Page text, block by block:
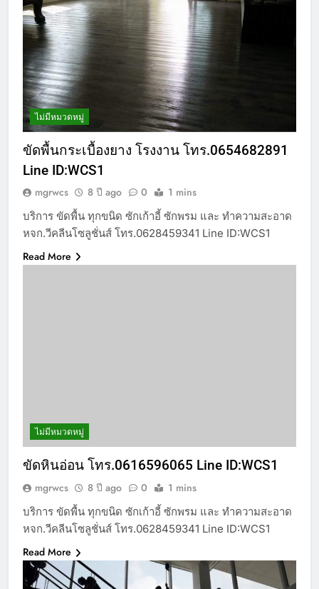
ไม่มีหมวดหมู่
ขัดพื้นกระเบื้องยาง โรงงาน โทร.0654682891
Line ID:WCS1
mgrwcs 8 ปี ago 0 1 mins
บริการ ขัดพื้น ทุกขนิด ซักเก้าอี้ ซักพรม และ ทำความสะอาด
หจก.วีคลีนโซลูชั่นส์ โทร.0628459341 Line ID:WCS1
Read More
ไม่มีหมวดหมู่
ขัดหินอ่อน โทร.0616596065 Line ID:WCS1
mgrwcs 8 ปี ago 0 1 mins
บริการ ขัดพื้น ทุกขนิด ซักเก้าอี้ ซักพรม และ ทำความสะอาด
หจก.วีคลีนโซลูชั่นส์ โทร.0628459341 Line ID:WCS1
Read More